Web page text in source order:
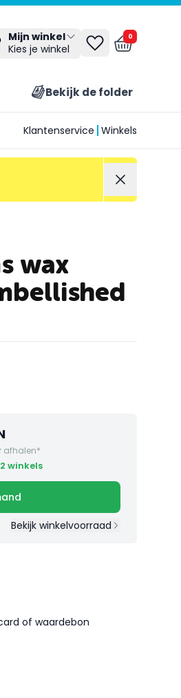
Mijn winkel
Kies je winkel
0
Bekijk de folder
Klantenservice Winkels
wax
afhalen*
winkels
Bekijk winkelvoorraad
of waardebon